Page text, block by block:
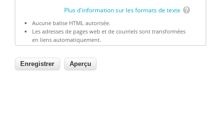
Plus d'information sur les formats de texte
Aucune balise HTML autorisée.
Les adresses de pages web et de courriels sont transformées
en liens automatiquement.